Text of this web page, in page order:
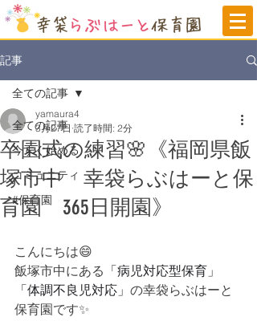
記事
全ての記事
今すぐ始める
コミュニティ
#保育園
全ての記事
卒園式の練習🌸《福岡県飯
塚市中 幸袋らぶはーと保
育園 365日開園》
yamaura4
3月27日 読了時間: 2分
こんにちは😄
飯塚市中にある 「病児対応型保育」
「体調不良児対応」 の幸袋らぶはーと
保育園です✨